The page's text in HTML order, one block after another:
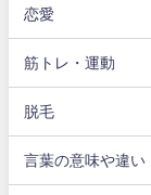
恋愛
筋トレ・運動
脱毛
言葉の意味や違い